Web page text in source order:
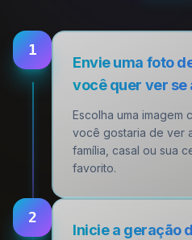
1
Envie uma foto
você quer ver se
Escolha uma imagem
você gostaria de ver
família, casal ou sua
favorito.
2
Inicie a geração